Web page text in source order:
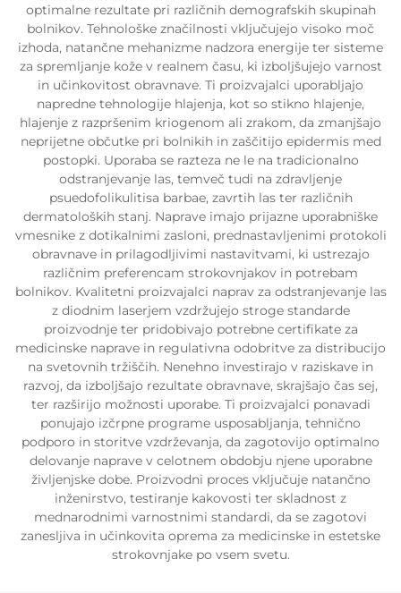
optimalne rezultate pri različnih demografskih skupinah
bolnikov. Tehnološke značilnosti vključujejo visoko moč
izhoda, natančne mehanizme nadzora energije ter sisteme
za spremljanje kože v realnem času, ki izboljšujejo varnost
in učinkovitost obravnave. Ti proizvajalci uporabljajo
napredne tehnologije hlajenja, kot so stikno hlajenje,
hlajenje z razpršenim kriogenom ali zrakom, da zmanjšajo
neprijetne občutke pri bolnikih in zaščitijo epidermis med
postopki. Uporaba se razteza ne le na tradicionalno
odstranjevanje las, temveč tudi na zdravljenje
psuedofolikulitisa barbae, zavrtih las ter različnih
dermatoloških stanj. Naprave imajo prijazne uporabniške
vmesnike z dotikalnimi zasloni, prednastavljenimi protokoli
obravnave in prilagodljivimi nastavitvami, ki ustrezajo
različnim preferencam strokovnjakov in potrebam
bolnikov. Kvalitetni proizvajalci naprav za odstranjevanje las
z diodnim laserjem vzdržujejo stroge standarde
proizvodnje ter pridobivajo potrebne certifikate za
medicinske naprave in regulativna odobritve za distribucijo
na svetovnih tržiščih. Nenehno investirajo v raziskave in
razvoj, da izboljšajo rezultate obravnave, skrajšajo čas sej,
ter razširijo možnosti uporabe. Ti proizvajalci ponavadi
ponujajo izčrpne programe usposabljanja, tehnično
podporo in storitve vzdrževanja, da zagotovijo optimalno
delovanje naprave v celotnem obdobju njene uporabne
življenjske dobe. Proizvodni proces vključuje natančno
inženirstvo, testiranje kakovosti ter skladnost z
mednarodnimi varnostnimi standardi, da se zagotovi
zanesljiva in učinkovita oprema za medicinske in estetske
strokovnjake po vsem svetu.